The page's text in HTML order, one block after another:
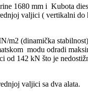
1680 mm i Kubota
valjici ( vertikalni
m2 (dinamička
modu odradi
142 kN što je
valjici sa dva alata.